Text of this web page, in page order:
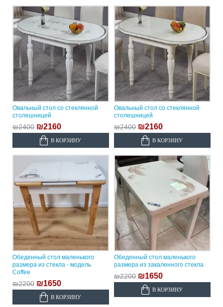
Овальный стол со стеклянной
столешницей
₪2400 ₪2160
В КОРЗИНУ
Овальный стол со стеклянной
столешницей
₪2400 ₪2160
В КОРЗИНУ
Обеденный стол маленького
размера из стекла - модель
Coffee
₪2200 ₪1650
В КОРЗИНУ
Обеденный стол маленького
размера из закаленного стекла
₪2200 ₪1650
В КОРЗИНУ